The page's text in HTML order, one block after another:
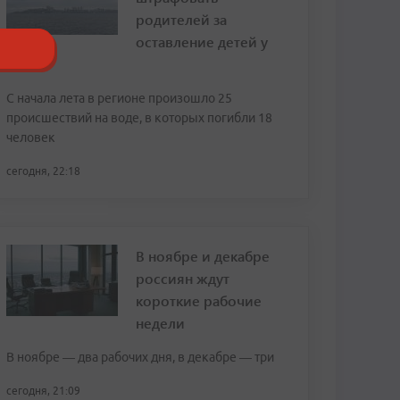
родителей за
оставление детей у
С начала лета в регионе произошло 25
происшествий на воде, в которых погибли 18
человек
сегодня, 22:18
В ноябре и декабре
россиян ждут
короткие рабочие
недели
В ноябре — два рабочих дня, в декабре — три
сегодня, 21:09